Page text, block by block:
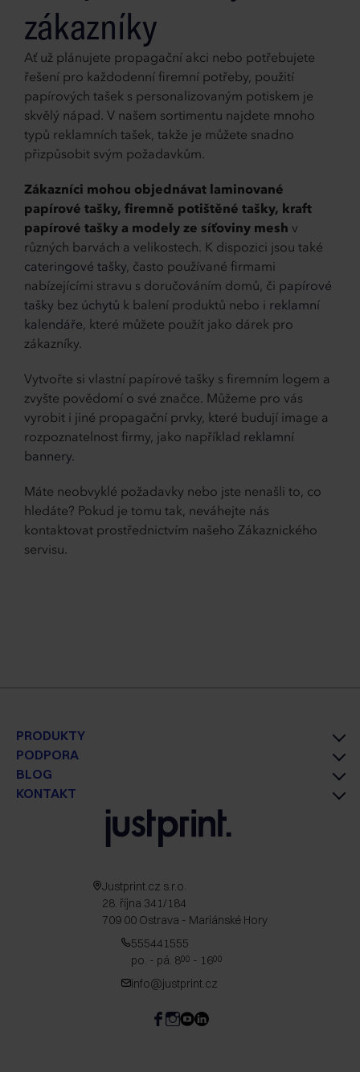
zákazníky
Ať už plánujete propagační akci nebo potřebujete
řešení pro každodenní firemní potřeby, použití
papírových tašek s personalizovaným potiskem je
skvělý nápad. V našem sortimentu najdete mnoho
typů reklamních tašek, takže je můžete snadno
přizpůsobit svým požadavkům.
Zákazníci mohou objednávat laminované
papírové tašky, firemně potištěné tašky, kraft
papírové tašky a modely ze síťoviny mesh v
různých barvách a velikostech. K dispozici jsou také
cateringové tašky, často používané firmami
nabízejícími stravu s doručováním domů, či papírové
tašky bez úchytů k balení produktů nebo i reklamní
kalendáře, které můžete použít jako dárek pro
zákazníky.
Vytvořte si vlastní papírové tašky s firemním logem a
zvyšte povědomí o své značce. Můžeme pro vás
vyrobit i jiné propagační prvky, které budují image a
rozpoznatelnost firmy, jako například reklamní
bannery.
Máte neobvyklé požadavky nebo jste nenašli to, co
hledáte? Pokud je tomu tak, neváhejte nás
kontaktovat prostřednictvím našeho Zákaznického
servisu.
PRODUKTY
PODPORA
BLOG
KONTAKT
Justprint.cz s.r.o.
28. října 341/184
709 00 Ostrava - Mariánské Hory
555441555
po. - pá. 800 - 1600
info@justprint.cz